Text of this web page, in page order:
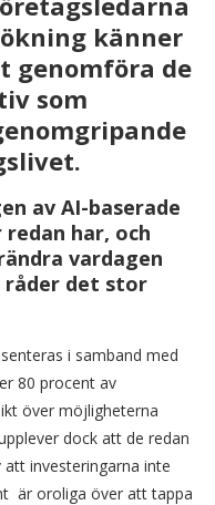
känner
genomföra de
som
av AI-baserade
har, och
vardagen
råder det stor
i samband med
80 procent av
över möjligheterna
dock att de redan
investeringarna inte
är oroliga över att tappa